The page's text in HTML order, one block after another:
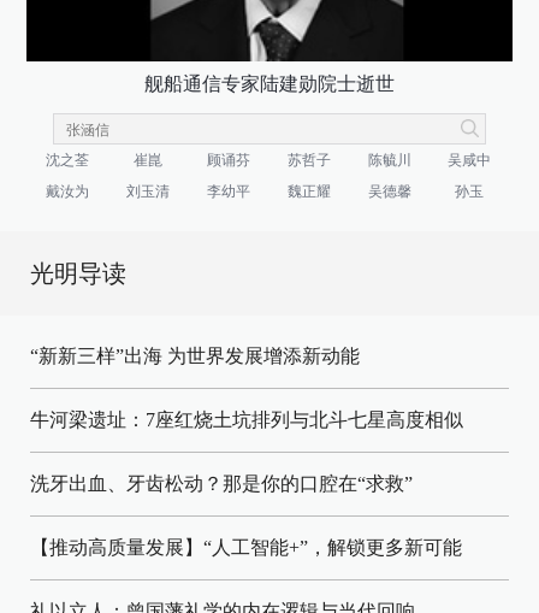
舰船通信专家陆建勋院士逝世
沈之荃 崔崑 顾诵芬 苏哲子 陈毓川
吴咸中
戴汝为
刘玉清 李幼平 魏正耀 吴德馨 孙玉
光明导读
“新新三样”出海 为世界发展增添新动能
牛河梁遗址：7座红烧土坑排列与北斗七星高度相似
洗牙出血、牙齿松动？那是你的口腔在“求救”
【推动高质量发展】“人工智能+”，解锁更多新可能